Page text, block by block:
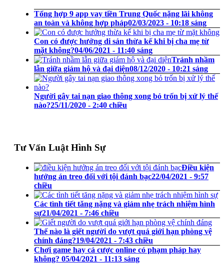
Tổng hợp 9 app vay tiền Trung Quốc nặng lãi không
an toàn và không hợp pháp02/03/2023 - 10:18 sáng
Con có được hưởng di sản thừa kế khi bị cha mẹ từ
mặt không?04/06/2021 - 11:40 sáng
Tránh nhầm
lẫn giữa giám hộ và đại diện08/12/2020 - 10:21 sáng
Người gây tai nạn giao thông xong bỏ trốn bị xử lý thế
nào?25/11/2020 - 2:40 chiều
Tư Vấn Luật Hình Sự
Điều kiện
hưởng án treo đối với tội đánh bạc22/04/2021 - 9:57
chiều
Các tình tiết tăng nặng và giảm nhẹ trách nhiệm hình
sự21/04/2021 - 7:46 chiều
Thế nào là giết người do vượt quá giới hạn phòng vệ
chính đáng?19/04/2021 - 7:43 chiều
Chơi game hay cá cược online có phạm pháp hay
không? 05/04/2021 - 11:13 sáng